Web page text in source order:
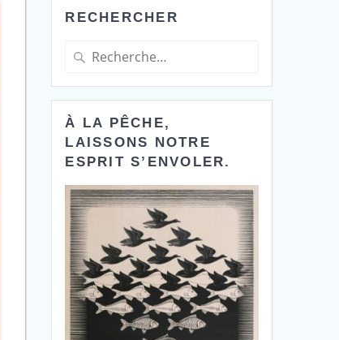
RECHERCHER
Recherche
:
À LA PÊCHE,
LAISSONS NOTRE
ESPRIT S’ENVOLER.